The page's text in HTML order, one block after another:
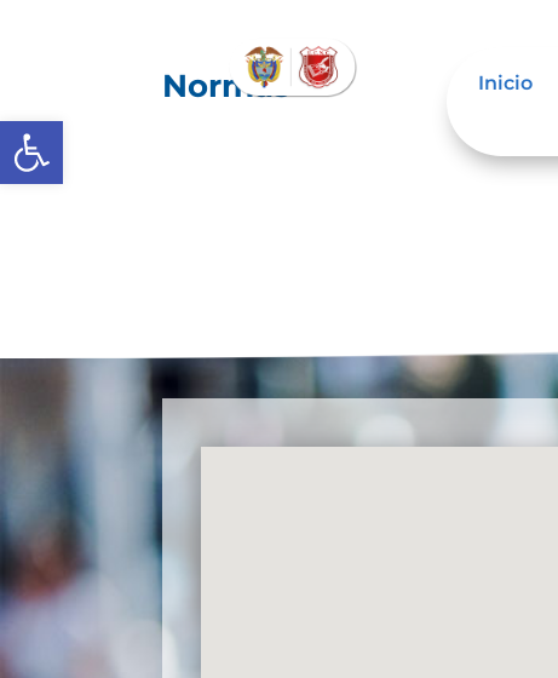
Abrir barra de herramientas
Inicio
Normas